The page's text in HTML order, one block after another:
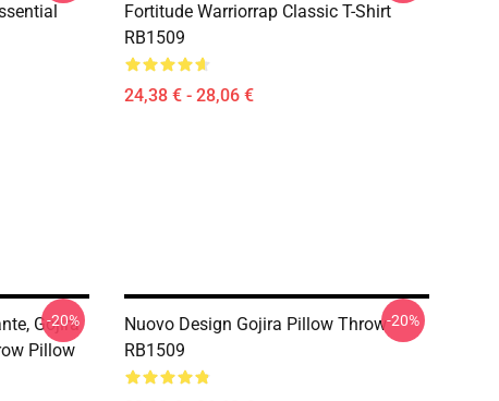
Fortitude Warriorrap Classic T-Shirt
RB1509
24,38 € - 28,06 €
Gojira
Pillow
-20%
Nuovo Design Gojira Pillow Throw
RB1509
-20%